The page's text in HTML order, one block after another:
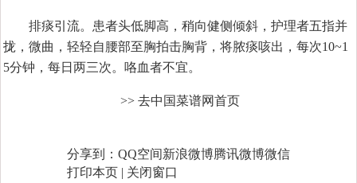
排痰引流。患者头低脚高，稍向健侧倾斜，护理者五指并
拢，微曲，轻轻自腰部至胸拍击胸背，将脓痰咳出，每次10~1
5分钟，每日两三次。咯血者不宜。
>> 去中国菜谱网首页
分享到： QQ空间新浪微博腾讯微博微信
打印本页 | 关闭窗口